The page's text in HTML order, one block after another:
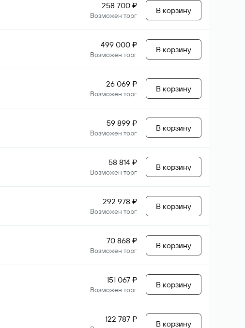
258 700 ₽
Возможен торг
В корзину
499 000 ₽
Возможен торг
В корзину
26 069 ₽
Возможен торг
В корзину
59 899 ₽
Возможен торг
В корзину
58 814 ₽
Возможен торг
В корзину
292 978 ₽
Возможен торг
В корзину
70 868 ₽
Возможен торг
В корзину
151 067 ₽
Возможен торг
В корзину
122 787 ₽ В корзину